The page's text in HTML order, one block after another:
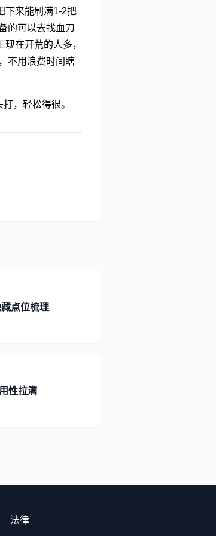
下来能刷满1-2把
的可以去找血刀
在开荒的人多，
不用浪费时间瞎
，轻松得很。
点位梳理
性拉满
法律